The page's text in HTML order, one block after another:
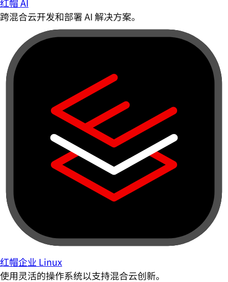
跨混合云开发和部署 AI 解决方案。
红帽企业 Linux
使用灵活的操作系统以支持混合云创新。